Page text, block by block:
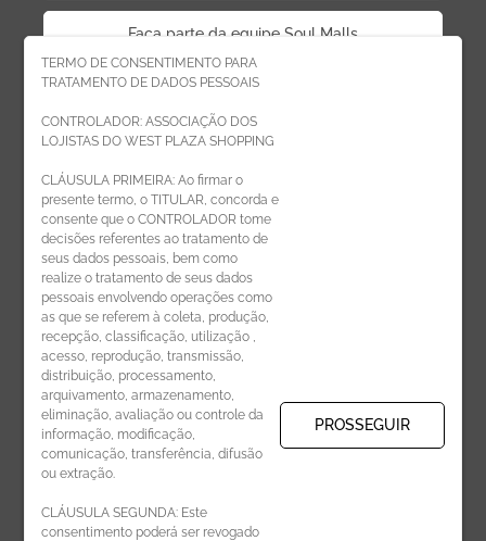
TERMO DE CONSENTIMENTO PARA
TRATAMENTO DE DADOS PESSOAIS
CONTROLADOR: ASSOCIAÇÃO DOS
LOJISTAS DO WEST PLAZA SHOPPING
CLÁUSULA PRIMEIRA: Ao firmar o
presente termo, o TITULAR, concorda e
consente que o CONTROLADOR tome
decisões referentes ao tratamento de
seus dados pessoais, bem como
realize o tratamento de seus dados
pessoais envolvendo operações como
as que se referem à coleta, produção,
recepção, classificação, utilização ,
acesso, reprodução, transmissão,
distribuição, processamento,
arquivamento, armazenamento,
eliminação, avaliação ou controle da
informação, modificação,
comunicação, transferência, difusão
ou extração.
CLÁUSULA SEGUNDA: Este
consentimento poderá ser revogado
PROSSEGUIR
Faça parte da equipe Soul Malls
Faça parte da equipe West Plaza
Politica de privacidade
Código de Ética de Parceiros
CADASTRE-SE
Receba novidades por e-mail:
CADASTRAR